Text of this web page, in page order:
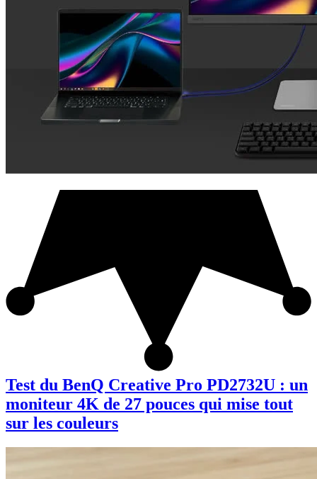
Test du BenQ Creative Pro PD2732U : un
moniteur 4K de 27 pouces qui mise tout
sur les couleurs